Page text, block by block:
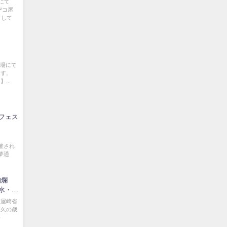
て
コ屋
て
にて
。
...
ェス
され
通
・
崎省
の歳